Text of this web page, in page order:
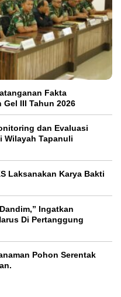
Fakta
III Tahun 2026
dan Evaluasi
Wilayah Tapanuli
Laksanakan Karya Bakti
Ingatkan
Di Pertanggung
Pohon Serentak